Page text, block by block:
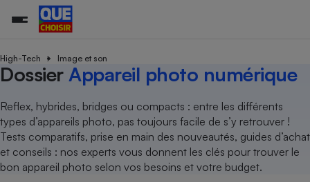
High-Tech Image et son
Dossier Appareil photo numérique
Reflex, hybrides, bridges ou compacts : entre les différents
types d’appareils photo, pas toujours facile de s’y retrouver !
Tests comparatifs, prise en main des nouveautés, guides d’achat
et conseils : nos experts vous donnent les clés pour trouver le
bon appareil photo selon vos besoins et votre budget.
Additifs
Organismes de défense
Système judiciairegratuit
Achat - Vente - Travaux
Copropriété
Location
Démarche administrative
Famille
Senior
Train
Transport aérien
Toutes les actualités
Enquêtes
Guides d'achat
Conseils
Tous les services
Tous nos combats
Nos actions
Nos grandes victoires
Les billets de la présidente
L’association
Nos missions
Notre méthodologie
Notre financement